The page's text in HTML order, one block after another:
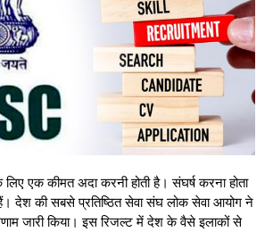
एक कीमत अदा करनी होती है। संघर्ष करना होता
हैं। देश की सबसे प्रतिष्ठित सेवा संघ लोक सेवा आयोग ने
जारी किया। इस रिजल्ट में देश के वैसे इलाकों से